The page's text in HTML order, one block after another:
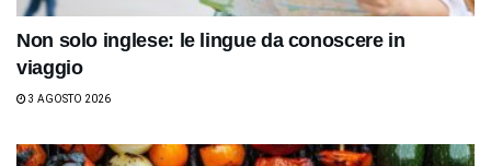
Non solo inglese: le lingue da conoscere in
viaggio
3 AGOSTO 2026